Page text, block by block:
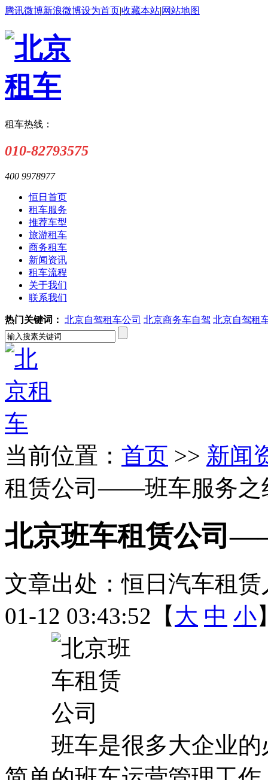
腾讯微博新浪微博设为首页|收藏本站|网站地图
租车热线：
010-82793575
400 9978977
恒日首页
租车服务
推荐车型
旅游租车
商务租车
新闻资讯
租车流程
关于我们
联系我们
热门关键词： 北京自驾租车公司 北京商务车自驾 北京自驾租
当前位置： 首页 >> 新闻
租赁公司——班车服务之
北京班车租赁公司
文章出处：恒日汽车租赁
01-12 03:43:52【 大 中 小
班车是很多大企业的